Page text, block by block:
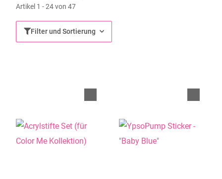
Artikel 1 - 24 von 47
Filter und Sortierung